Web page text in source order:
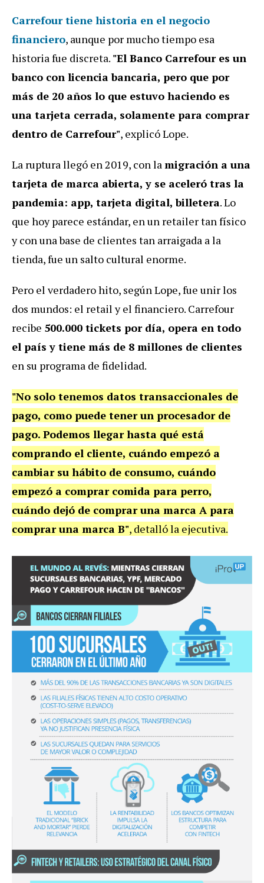
Carrefour tiene historia en el negocio
financiero, aunque por mucho tiempo esa
historia fue discreta. "El Banco Carrefour es un
banco con licencia bancaria, pero que por
más de 20 años lo que estuvo haciendo es
una tarjeta cerrada, solamente para comprar
dentro de Carrefour", explicó Lope.
La ruptura llegó en 2019, con lamigración a una
tarjeta de marca abierta, y se aceleró tras la
pandemia: app, tarjeta digital, billetera. Lo
que hoy parece estándar, en un retailer tan físico
y con una base de clientes tan arraigada a la
tienda, fue un salto cultural enorme.
Pero el verdadero hito, según Lope, fue unir los
dos mundos: el retail y el financiero. Carrefour
recibe 500.000 tickets por día, opera en todo
el país y tiene más de 8 millones de clientes
en su programa de fidelidad.
"No solo tenemos datos transaccionales de
pago, como puede tener un procesador de
pago. Podemos llegar hasta qué está
comprando el cliente, cuándo empezó a
cambiar su hábito de consumo, cuándo
empezó a comprar comida para perro,
cuándo dejó de comprar una marca A para
comprar una marca B", detalló la ejecutiva.